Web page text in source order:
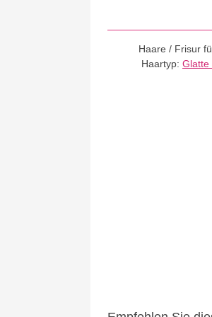
Haare / Frisur
Haartyp:Glatte